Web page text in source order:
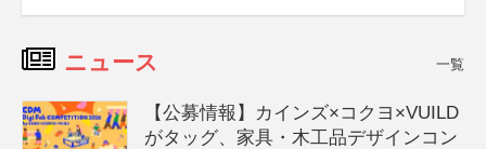
ニュース 一覧
【公募情報】カインズ×コクヨ×VUILD
がタッグ、家具・木工品デザインコン